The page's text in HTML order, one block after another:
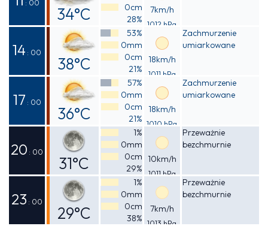
: 00
34°C
Odczuwalna
33°C
0cm
28%
7km/h
1012 hPa
14 : 00
38°C
Odczuwalna
36°C
53%
0mm
0cm
21%
18km/h
1011 hPa
Zachmurzenie
umiarkowane
17 : 00
36°C
Odczuwalna
34°C
57%
0mm
0cm
21%
18km/h
1010 hPa
Zachmurzenie
umiarkowane
20 : 00
31°C
Odczuwalna
30°C
1%
0mm
0cm
29%
10km/h
1011 hPa
Przeważnie
bezchmurnie
23 : 00
29°C
1%
0mm
0cm
38%
7km/h
1013 hPa
Przeważnie
bezchmurnie